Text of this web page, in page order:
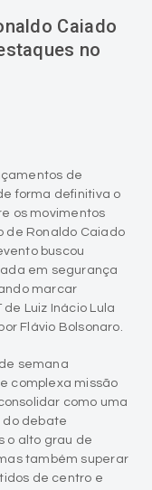
Caiado
no
de
forma definitiva o
os movimentos
de Ronaldo Caiado
buscou
em segurança
marcar
Luiz Inácio Lula
Flávio Bolsonaro.
semana
complexa missão
como uma
do debate
o alto grau de
também superar
de centro e